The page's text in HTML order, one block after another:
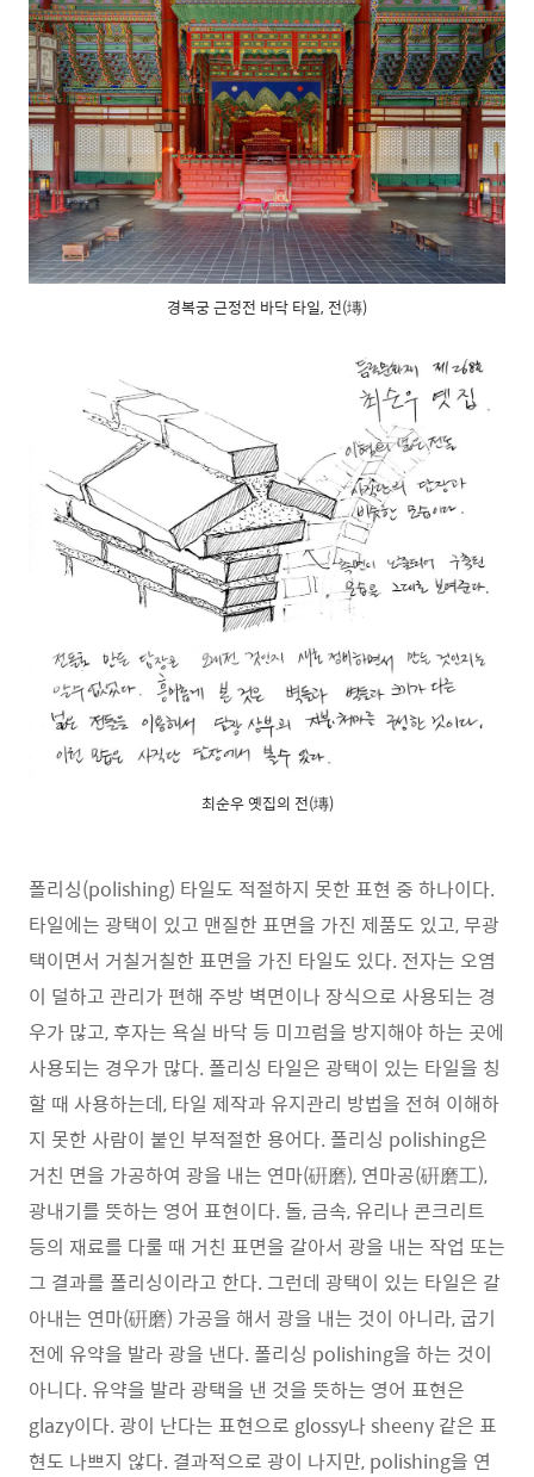
경복궁 근정전 바닥 타일, 전(塼)
최순우 옛집의 전(塼)
폴리싱(polishing) 타일도 적절하지 못한 표현 중 하나이다.
타일에는 광택이 있고 맨질한 표면을 가진 제품도 있고, 무광
택이면서 거칠거칠한 표면을 가진 타일도 있다. 전자는 오염
이 덜하고 관리가 편해 주방 벽면이나 장식으로 사용되는 경
우가 많고, 후자는 욕실 바닥 등 미끄럼을 방지해야 하는 곳에
사용되는 경우가 많다. 폴리싱 타일은 광택이 있는 타일을 칭
할 때 사용하는데, 타일 제작과 유지관리 방법을 전혀 이해하
지 못한 사람이 붙인 부적절한 용어다. 폴리싱 polishing은
거친 면을 가공하여 광을 내는 연마(硏磨), 연마공(硏磨工),
광내기를 뜻하는 영어 표현이다. 돌, 금속, 유리나 콘크리트
등의 재료를 다룰 때 거친 표면을 갈아서 광을 내는 작업 또는
그 결과를 폴리싱이라고 한다. 그런데 광택이 있는 타일은 갈
아내는 연마(硏磨) 가공을 해서 광을 내는 것이 아니라, 굽기
전에 유약을 발라 광을 낸다. 폴리싱 polishing을 하는 것이
아니다. 유약을 발라 광택을 낸 것을 뜻하는 영어 표현은
glazy이다. 광이 난다는 표현으로 glossy나 sheeny 같은 표
현도 나쁘지 않다. 결과적으로 광이 나지만, polishing을 연